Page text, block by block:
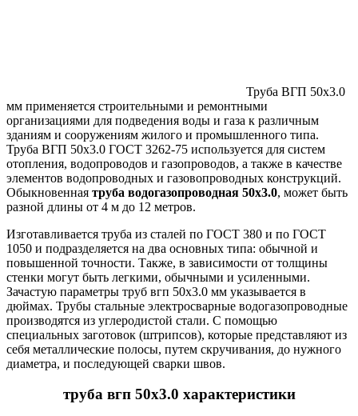
Труба ВГП 50х3.0
мм применяется строительными и ремонтными
организациями для подведения воды и газа к различным
зданиям и сооружениям жилого и промышленного типа.
Труба ВГП 50х3.0 ГОСТ 3262-75 используется для систем
отопления, водопроводов и газопроводов, а также в качестве
элементов водопроводных и газовопроводных конструкций.
Обыкновенная труба водогазопроводная 50х3.0, может быть
разной длины от 4 м до 12 метров.
Изготавливается труба из сталей по ГОСТ 380 и по ГОСТ
1050 и подразделяется на два основных типа: обычной и
повышенной точности. Также, в зависимости от толщины
стенки могут быть легкими, обычными и усиленными.
Зачастую параметры труб вгп 50х3.0 мм указывается в
дюймах. Трубы стальные электросварные водогазопроводные
производятся из углеродистой стали. С помощью
специальных заготовок (штрипсов), которые представляют из
себя металлические полосы, путем скручивания, до нужного
диаметра, и последующей сварки швов.
труба вгп 50х3.0 характеристики